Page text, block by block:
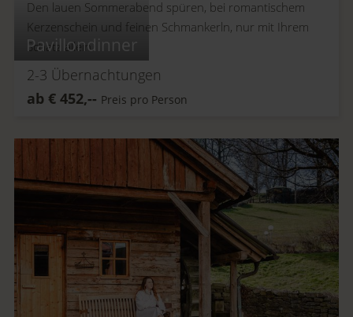
Pavillondinner
Den lauen Sommerabend spüren, bei romantischem
Kerzenschein und feinen Schmankerln, nur mit Ihrem
Schatz allein.
2-3 Übernachtungen
ab € 452,-- Preis pro Person